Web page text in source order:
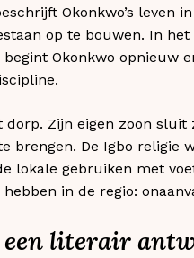
Okonkwo’s leven
op te bouwen. In
Okonkwo opnieuw
dorp. Zijn eigen zoon
brengen. De Igbo religie
lokale gebruiken met
in de regio:
literair